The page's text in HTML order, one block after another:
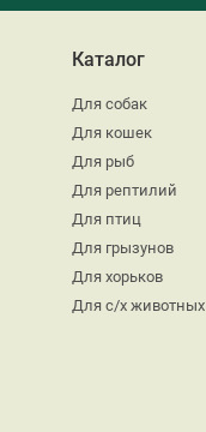
Каталог
Для собак
Для кошек
Для рыб
Для рептилий
Для птиц
Для грызунов
Для хорьков
Для с/х животных